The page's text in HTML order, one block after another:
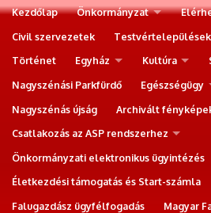
Kezdőlap Önkormányzat
Civil szervezetek
Testvértelepülések
Történet
Egyház Kultúra
Nagyszénási Parkfürdő
Egészségügy
Nagyszénás újság
Archivált
Csatlakozás az ASP rendszerhez
Önkormányzati elektronikus ügyintézés
Életkezdési támogatás és Start-számla
Falugazdász ügyfélfogadás
Magyar